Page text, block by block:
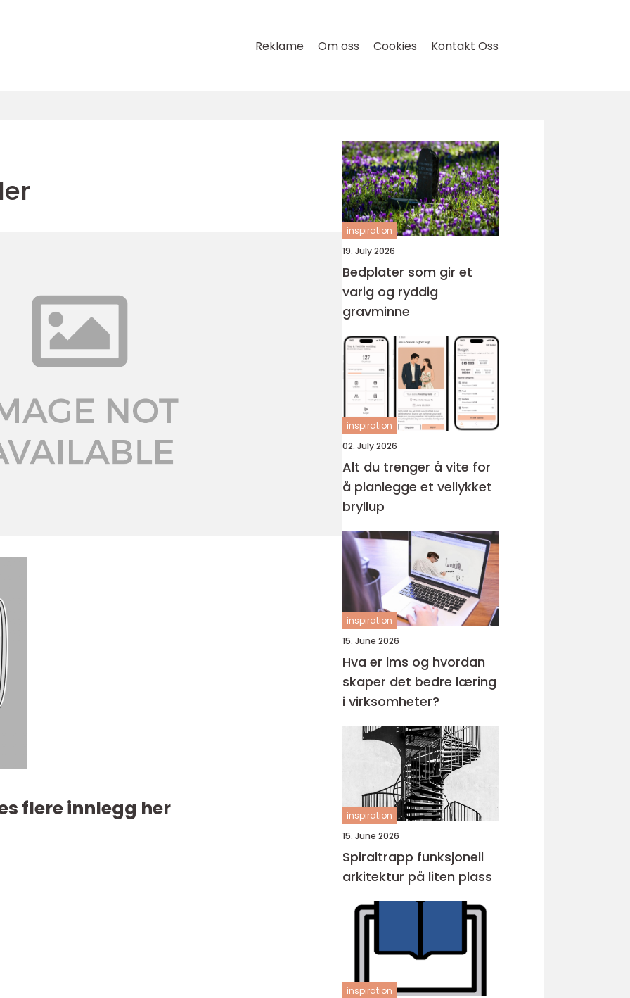
Reklame Om oss Cookies Kontakt Oss
flere innlegg her
inspiration
19. July 2026
Bedplater som gir et
varig og ryddig
gravminne
inspiration
02. July 2026
Alt du trenger å vite for
å planlegge et vellykket
bryllup
inspiration
15. June 2026
Hva er lms og hvordan
skaper det bedre læring
i virksomheter?
inspiration
15. June 2026
Spiraltrapp funksjonell
arkitektur på liten plass
inspiration